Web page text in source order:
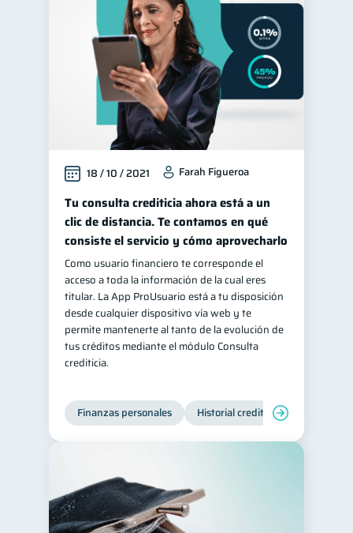
18 / 10 / 2021 Farah Figueroa
Tu consulta crediticia ahora está a un
clic de distancia. Te contamos en qué
consiste el servicio y cómo aprovecharlo
Como usuario financiero te corresponde el
acceso a toda la información de la cual eres
titular. La App ProUsuario está a tu disposición
desde cualquier dispositivo vía web y te
permite mantenerte al tanto de la evolución de
tus créditos mediante el módulo Consulta
crediticia.
Finanzas personales Historial crediticio